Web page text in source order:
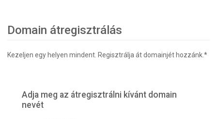
Domain átregisztrálás
Kezeljen egy helyen mindent. Regisztrálja át domainjét hozzánk.*
Adja meg az átregisztrálni kívánt domain
nevét